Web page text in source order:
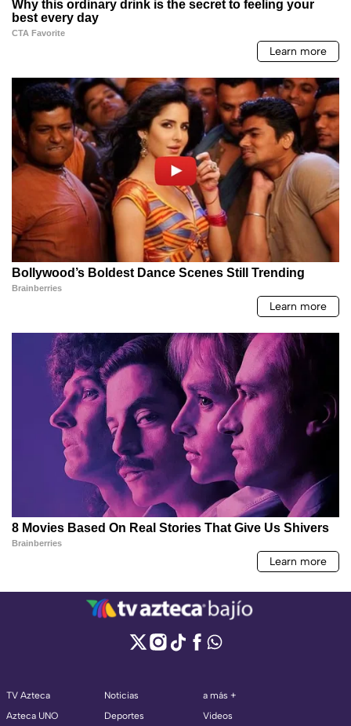
TV Azteca
Azteca UNO
Noticias
Deportes
a más +
Videos